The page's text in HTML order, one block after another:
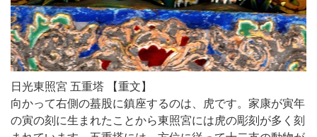
日光東照宮 五重塔 【重文】
向かって右側の蟇股に鎮座するのは、虎です。家康が寅年
の寅の刻に生まれたことから東照宮には虎の彫刻が多く刻